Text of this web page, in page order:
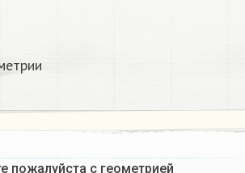
пожалуйста с геометрией